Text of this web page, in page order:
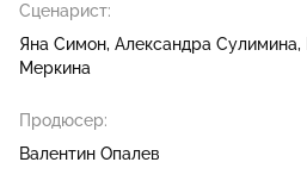
Сценарист:
Яна Симон Александра Сулимина
Меркина
Продюсер:
Валентин Опалев